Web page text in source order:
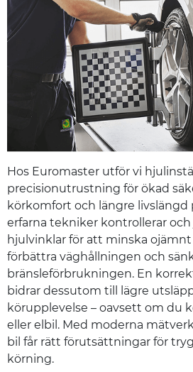
Hos Euromaster utför vi
precisionutrustning för ökad
körkomfort och längre livslängd
erfarna tekniker kontrollerar
hjulvinklar för att minska
förbättra väghållningen och
bränsleförbrukningen. En
bidrar dessutom till lägre
körupplevelse – oavsett om du
eller elbil. Med moderna
bil får rätt förutsättningar för
körning.